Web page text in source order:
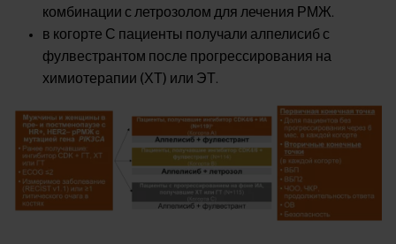
комбинации с летрозолом для лечения РМЖ.
в когорте С пациенты получали алпелисиб с
фулвестрантом после прогрессирования на
химиотерапии (ХТ) или ЭТ.
Image